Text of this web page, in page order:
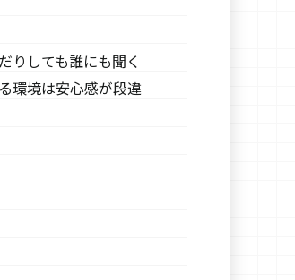
りしても誰にも聞く
環境は安心感が段違